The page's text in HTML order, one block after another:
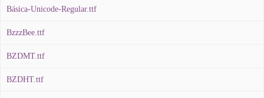
Básica-Unicode-Regular.ttf
BzzzBee.ttf
BZDMT.ttf
BZDHT.ttf